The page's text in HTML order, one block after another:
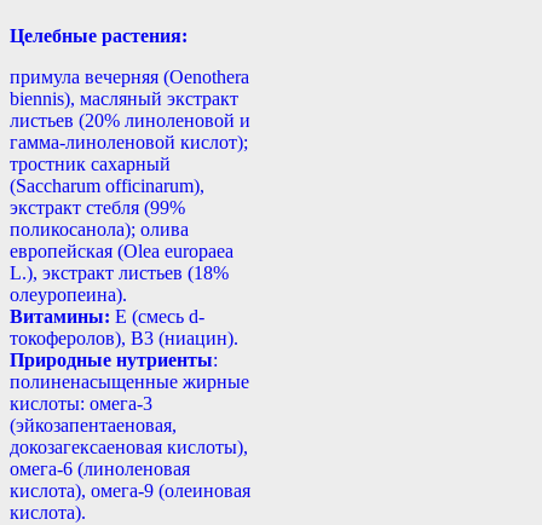
Целебные растения:
примула вечерняя (Oenothera
biennis), масляный экстракт
листьев (20% линоленовой и
гамма-линоленовой кислот);
тростник сахарный
(Saccharum officinarum),
экстракт стебля (99%
поликосанола); олива
европейская (Olea europaea
L.), экстракт листьев (18%
олеуропеина).
Витамины: Е (смесь d-
токоферолов), B3 (ниацин).
Природные нутриенты:
полиненасыщенные жирные
кислоты: омега-3
(эйкозапентаеновая,
докозагексаеновая кислоты),
омега-6 (линоленовая
кислота), омега-9 (олеиновая
кислота).